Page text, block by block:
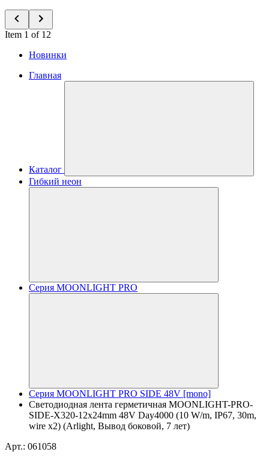
Item 1 of 12
Новинки
Главная
Каталог
Гибкий неон
Серия MOONLIGHT PRO
Серия MOONLIGHT PRO SIDE 48V [mono]
Светодиодная лента герметичная MOONLIGHT-PRO-
SIDE-X320-12x24mm 48V Day4000 (10 W/m, IP67, 30m,
wire x2) (Arlight, Вывод боковой, 7 лет)
Арт.: 061058